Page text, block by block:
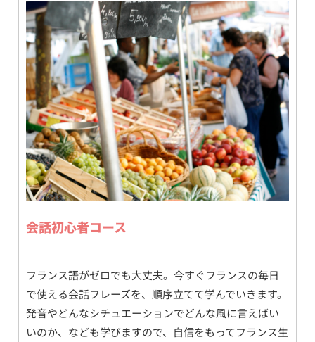
会話初心者コース
フランス語がゼロでも大丈夫。今すぐフランスの毎日
で使える会話フレーズを、順序立てて学んでいきます。
発音やどんなシチュエーションでどんな風に言えばい
いのか、なども学びますので、自信をもってフランス生